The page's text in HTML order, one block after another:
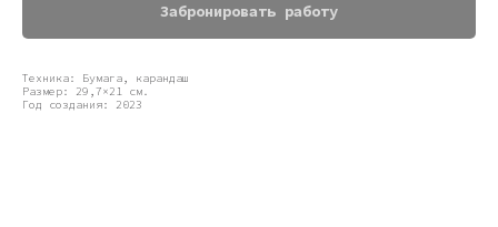
Забронировать работу
Техника: Бумага, карандаш
Размер: 29,7×21 см.
Год создания: 2023